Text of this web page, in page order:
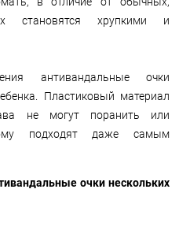
становятся хрупкими и
антивандальные очки
Пластиковый материал
не могут поранить или
подходят даже самым
очки нескольких